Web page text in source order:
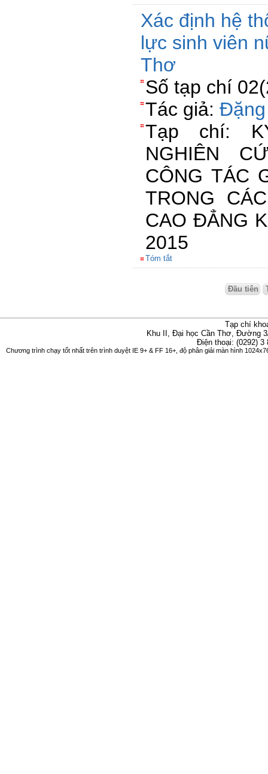
Xác định hệ
lực sinh viên
Thơ
Số tạp chí
Tác giả: Đặng
Tạp chí:
NGHIÊN
CÔNG TÁC
TRONG
CAO ĐẲNG
2015
Tóm tắt
Đầu tiên
Tạp chí
Khu II, Đại học Cần Thơ, Đường
Điện thoại: (0292)
Chương trình chạy tốt nhất trên trình duyệt IE 9+ & FF 16+, độ phân giải màn hình